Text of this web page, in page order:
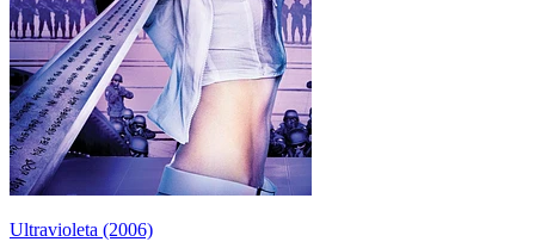
Ultravioleta (2006)